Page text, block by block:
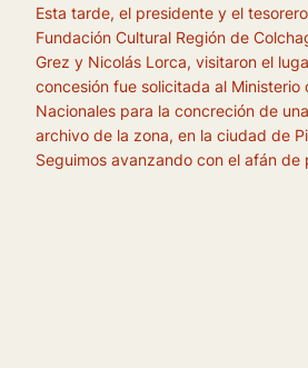
Esta tarde, el presidente y el
Fundación Cultural Región de
Grez y Nicolás Lorca, visitaron el
concesión fue solicitada al Ministerio
Nacionales para la concreción de
archivo de la zona, en la ciudad de
Seguimos avanzando con el afán